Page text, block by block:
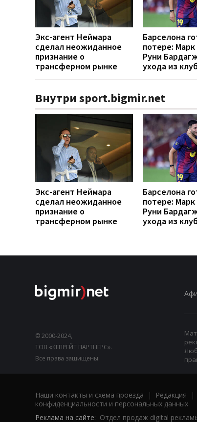
Экс-агент Неймара
сделал неожиданное
признание о
трансферном рынке
Барселона
потере:
Руни
ухода из
Внутри sport.bigmir.net
Экс-агент Неймара
сделал неожиданное
признание о
трансферном рынке
Барселона
потере:
Руни
ухода из
© 2000-2024,
ТОВ «КЕПРЕЙТ ПАРТНЕРС».
Все права защищены.
Наши контакты и схема проезда | Редакция |
конфиденциальности и персональных данных
Реклама на сайте: Отдел продаж digital